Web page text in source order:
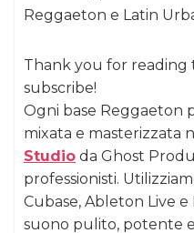
Reggaeton e Latin
Thank you for reading
subscribe!
Ogni base Reggaeton
mixata e masterizzata
Studio da Ghost
professionisti.
Cubase, Ableton Live
suono pulito, potente